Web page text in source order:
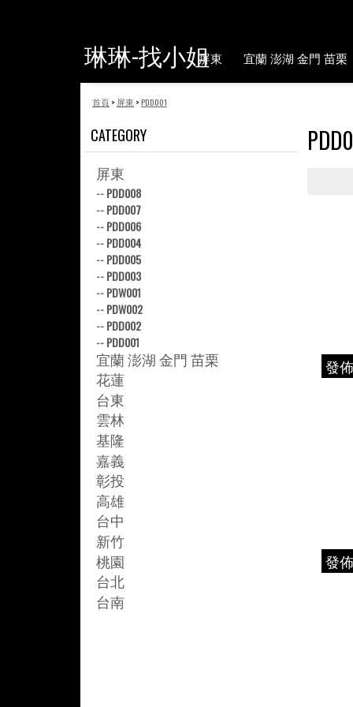
琳琳-找小姐屏東 宜蘭 澎湖 金門 苗栗
首頁> 屏東 >PDD001
發
發
CATEGORY
屏東
--PDD008
--PDD007
--PDD006
--PDD004
--PDD005
--PDD003
--PDW001
--PDW002
--PDD002
--PDD001
宜蘭 澎湖 金門 苗栗
花蓮
台東
雲林
基隆
嘉義
彰投
高雄
台中
新竹
桃園
台北
台南